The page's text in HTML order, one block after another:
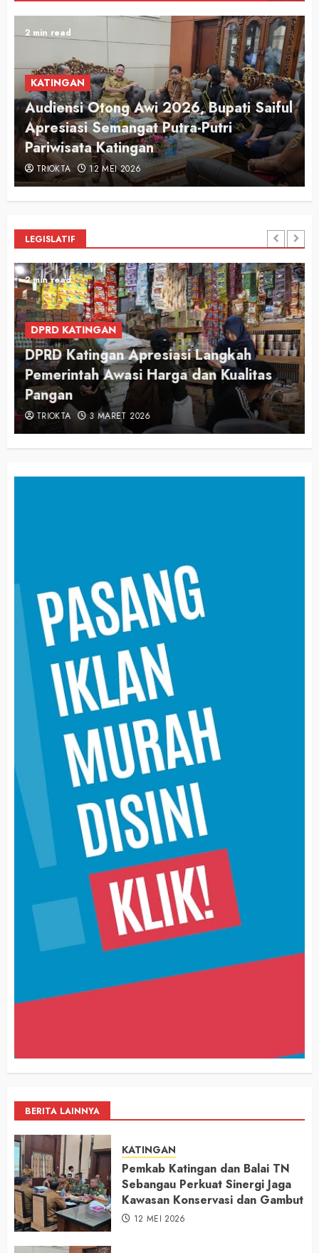
2 min read
KATINGAN
Audiensi Otong Awi 2026, Bupati Saiful
Apresiasi Semangat Putra-Putri
Pariwisata Katingan
TRIOKTA 12 MEI 2026
LEGISLATIF
2 min read
DPRD KATINGAN
DPRD Katingan Apresiasi Langkah
Pemerintah Awasi Harga dan Kualitas
Pangan
TRIOKTA 3 MARET 2026
BERITA LAINNYA
KATINGAN
Pemkab Katingan dan Balai TN
Sebangau Perkuat Sinergi Jaga
Kawasan Konservasi dan Gambut
12 MEI 2026